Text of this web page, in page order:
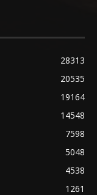
28313
20535
19164
14548
7598
5048
4538
1261